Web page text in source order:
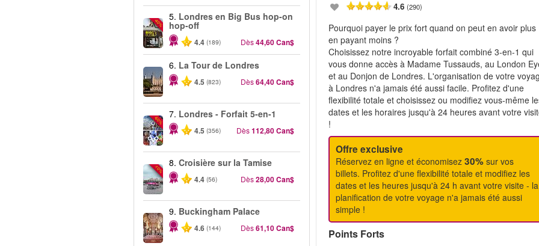
-40%
5. Londres en Big Bus hop-on
hop-off
4.4 (189) Dès44,60 Can$
6. La Tour de Londres
4.5 (823) Dès64,40 Can$
-60%
7. Londres - Forfait 5-en-1
4.5 (356) Dès112,80 Can$
-10%
8. Croisière sur la Tamise
4.4 (56) Dès28,00 Can$
9. Buckingham Palace
4.6 (144) Dès61,10 Can$
4.6(290)
Pourquoi payer le prix fort quand on peut en avoir plus
en payant moins ?
Choisissez notre incroyable forfait combiné 3-en-1 qui
vous donne accès à Madame Tussauds, au London
et au Donjon de Londres. L'organisation de votre
à Londres n'a jamais été aussi facile. Profitez d'une
flexibilité totale et choisissez ou modifiez vous-même
dates et les horaires jusqu'à 24 heures avant votre
!
Offre exclusive
Réservez en ligne et économisez30% sur vos
billets. Profitez d'une flexibilité totale et modifiez les
dates et les heures jusqu'à 24 h avant votre visite - la
planification de votre voyage n'a jamais été aussi
simple !
Points Forts